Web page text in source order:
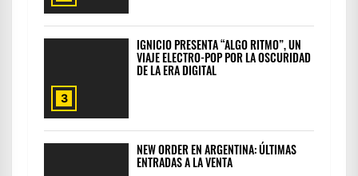
3
IGNICIO PRESENTA “ALGO RITMO”, UN
VIAJE ELECTRO-POP POR LA OSCURIDAD
DE LA ERA DIGITAL
NEW ORDER EN ARGENTINA: ÚLTIMAS
ENTRADAS A LA VENTA